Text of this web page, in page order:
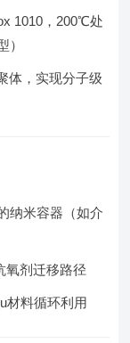
1010，200℃处
）
体，实现分子级
纳米容器（如介
氧剂迁移路径
材料循环利用